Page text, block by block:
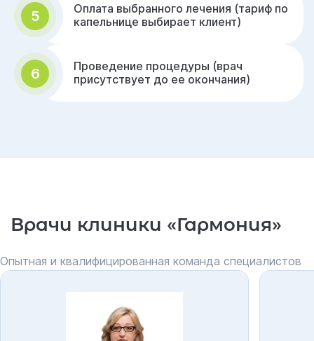
5
Оплата выбранного лечения (тариф по
капельнице выбирает клиент)
6
Проведение процедуры (врач
присутствует до ее окончания)
Врачи клиники «Гармония»
Опытная и квалифицированная команда специалистов